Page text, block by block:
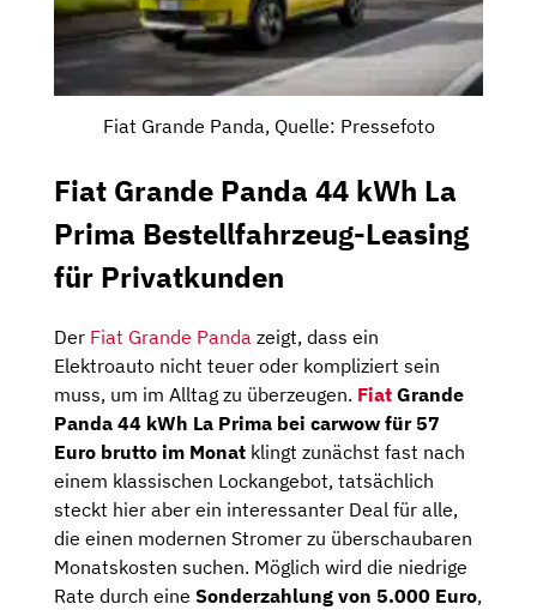
Fiat Grande Panda, Quelle: Pressefoto
Fiat Grande Panda 44 kWh La
Prima Bestellfahrzeug-Leasing
für Privatkunden
Der Fiat Grande Panda zeigt, dass ein
Elektroauto nicht teuer oder kompliziert sein
muss, um im Alltag zu überzeugen. Fiat Grande
Panda 44 kWh La Prima bei carwow für 57
Euro brutto im Monat klingt zunächst fast nach
einem klassischen Lockangebot, tatsächlich
steckt hier aber ein interessanter Deal für alle,
die einen modernen Stromer zu überschaubaren
Monatskosten suchen. Möglich wird die niedrige
Rate durch eine Sonderzahlung von 5.000 Euro,